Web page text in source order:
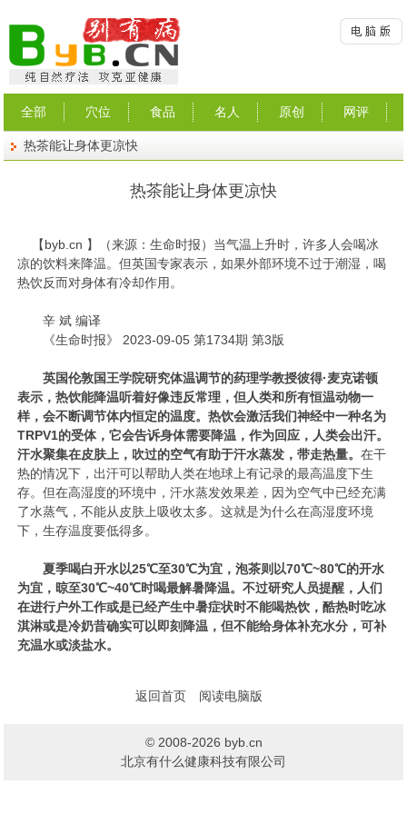
全部 穴位 食品 名人 原创 网评
热茶能让身体更凉快
热茶能让身体更凉快
【byb.cn 】（来源：生命时报） 当气温上升时，许多人会喝冰
凉的饮料来降温。但英国专家表示，如果外部环境不过于潮湿，喝
热饮反而对身体有冷却作用。
辛 斌 编译
《生命时报》 2023-09-05 第1734期 第3版
英国伦敦国王学院研究体温调节的药理学教授彼得·麦克诺顿
表示，热饮能降温听着好像违反常理，但人类和所有恒温动物一
样，会不断调节体内恒定的温度。热饮会激活我们神经中一种名为
TRPV1的受体，它会告诉身体需要降温，作为回应，人类会出汗。
汗水聚集在皮肤上，吹过的空气有助于汗水蒸发，带走热量。在干
热的情况下，出汗可以帮助人类在地球上有记录的最高温度下生
存。但在高湿度的环境中，汗水蒸发效果差，因为空气中已经充满
了水蒸气，不能从皮肤上吸收太多。这就是为什么在高湿度环境
下，生存温度要低得多。
夏季喝白开水以25℃至30℃为宜，泡茶则以70℃~80℃的开水
为宜，晾至30℃~40℃时喝最解暑降温。不过研究人员提醒，人们
在进行户外工作或是已经产生中暑症状时不能喝热饮，酷热时吃冰
淇淋或是冷奶昔确实可以即刻降温，但不能给身体补充水分，可补
充温水或淡盐水。
返回首页 阅读电脑版
© 2008-2026 byb.cn
北京有什么健康科技有限公司